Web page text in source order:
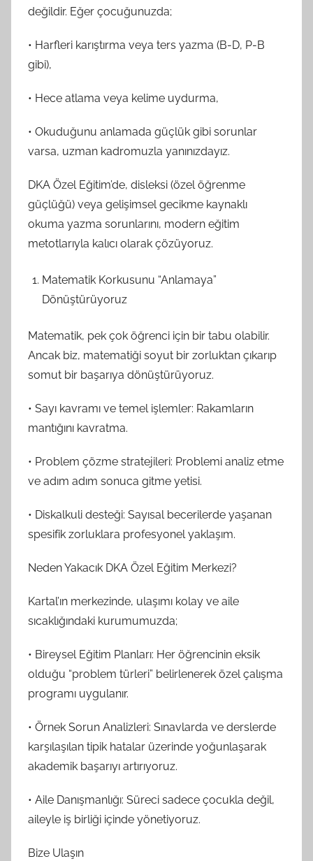
değildir. Eğer çocuğunuzda;
• Harfleri karıştırma veya ters yazma (B-D, P-B
gibi),
• Hece atlama veya kelime uydurma,
• Okuduğunu anlamada güçlük gibi sorunlar
varsa, uzman kadromuzla yanınızdayız.
DKA Özel Eğitim’de, disleksi (özel öğrenme
güçlüğü) veya gelişimsel gecikme kaynaklı
okuma yazma sorunlarını, modern eğitim
metotlarıyla kalıcı olarak çözüyoruz.
Matematik Korkusunu “Anlamaya”
Dönüştürüyoruz
Matematik, pek çok öğrenci için bir tabu olabilir.
Ancak biz, matematiği soyut bir zorluktan çıkarıp
somut bir başarıya dönüştürüyoruz.
• Sayı kavramı ve temel işlemler: Rakamların
mantığını kavratma.
• Problem çözme stratejileri: Problemi analiz etme
ve adım adım sonuca gitme yetisi.
• Diskalkuli desteği: Sayısal becerilerde yaşanan
spesifik zorluklara profesyonel yaklaşım.
Neden Yakacık DKA Özel Eğitim Merkezi?
Kartal’ın merkezinde, ulaşımı kolay ve aile
sıcaklığındaki kurumumuzda;
• Bireysel Eğitim Planları: Her öğrencinin eksik
olduğu “problem türleri” belirlenerek özel çalışma
programı uygulanır.
• Örnek Sorun Analizleri: Sınavlarda ve derslerde
karşılaşılan tipik hatalar üzerinde yoğunlaşarak
akademik başarıyı artırıyoruz.
• Aile Danışmanlığı: Süreci sadece çocukla değil,
aileyle iş birliği içinde yönetiyoruz.
Bize Ulaşın